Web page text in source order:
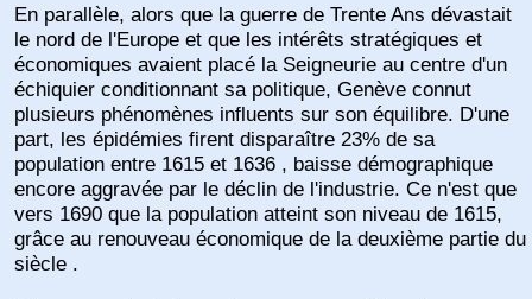
En parallèle, alors que la guerre de Trente Ans dévastait
le nord de l'Europe et que les intérêts stratégiques et
économiques avaient placé la Seigneurie au centre d'un
échiquier conditionnant sa politique, Genève connut
plusieurs phénomènes influents sur son équilibre. D'une
part, les épidémies firent disparaître 23% de sa
population entre 1615 et 1636 , baisse démographique
encore aggravée par le déclin de l'industrie. Ce n'est que
vers 1690 que la population atteint son niveau de 1615,
grâce au renouveau économique de la deuxième partie du
siècle .